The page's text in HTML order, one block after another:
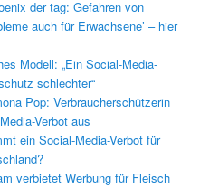
der tag: Gefahren von
auch für Erwachsene’ – hier
Modell: „Ein Social-Media-
schlechter“
Pop: Verbraucherschützerin
Verbot aus
ein Social-Media-Verbot für
verbietet Werbung für Fleisch